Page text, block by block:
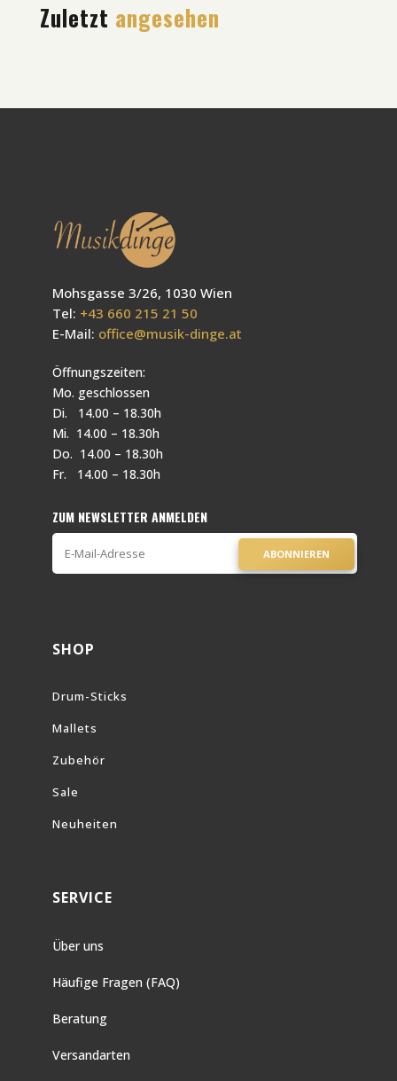
Zuletzt angesehen
Mohsgasse 3/26, 1030 Wien
Tel: +43 660 215 21 50
E-Mail: office@musik-dinge.at
Öffnungszeiten:
Mo. geschlossen
Di. 14.00 – 18.30h
Mi. 14.00 – 18.30h
Do. 14.00 – 18.30h
Fr. 14.00 – 18.30h
ZUM NEWSLETTER ANMELDEN
ABONNIEREN
SHOP
Drum-Sticks
Mallets
Zubehör
Sale
Neuheiten
SERVICE
Über uns
Häufige Fragen (FAQ)
Beratung
Versandarten